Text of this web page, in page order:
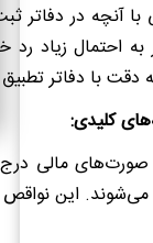
با آنچه در دفاتر
احتمال زیاد رد
دقت با دفاتر
کلیدی:
صورت‌های مالی
می‌شوند. این